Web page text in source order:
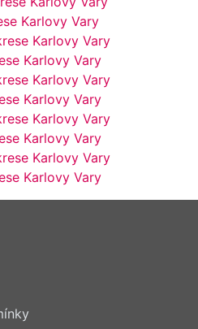
Karlovy Vary
Karlovy Vary
Karlovy Vary
Karlovy Vary
Karlovy Vary
Karlovy Vary
Karlovy Vary
Karlovy Vary
Karlovy Vary